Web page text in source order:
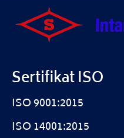
Sertifikat ISO
ISO 9001:2015
ISO 14001:2015